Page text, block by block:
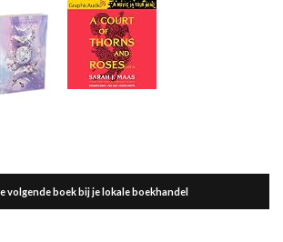
volgende boek bij je lokale boekhandel